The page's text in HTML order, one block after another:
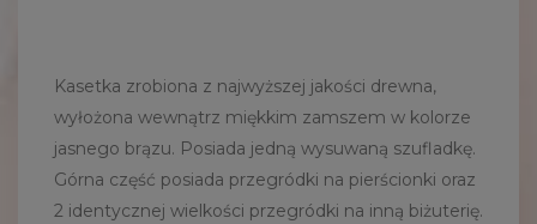
Kasetka zrobiona z najwyższej jakości drewna,
wyłożona wewnątrz miękkim zamszem w kolorze
jasnego brązu. Posiada jedną wysuwaną szufladkę.
Górna część posiada przegródki na pierścionki oraz
2 identycznej wielkości przegródki na inną biżuterię.